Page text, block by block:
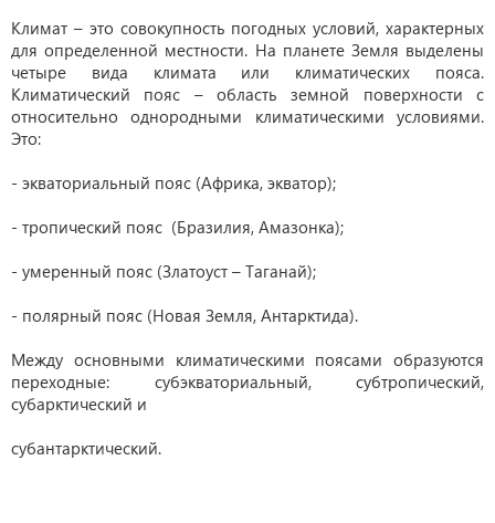
Климат – это совокупность погодных условий, характерных
для определенной местности. На планете Земля выделены
четыре вида климата или климатических пояса.
Климатический пояс – область земной поверхности с
относительно однородными климатическими условиями.
Это:
- экваториальный пояс (Африка, экватор);
- тропический пояс (Бразилия, Амазонка);
- умеренный пояс (Златоуст – Таганай);
- полярный пояс (Новая Земля, Антарктида).
Между основными климатическими поясами образуются
переходные: субэкваториальный, субтропический,
субарктический и
субантарктический.